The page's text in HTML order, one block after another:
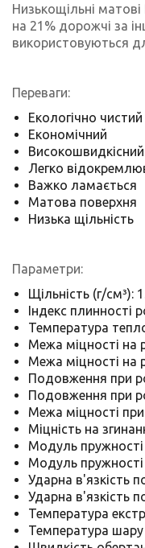
Низькощільні
на 21% дорожчі за
використовуються
Переваги:
Екологічно чистий
Економічний
Легко
Важко ламається
Матова поверхня
Низька щільність
Параметри:
Щільність (г/см³):
Індекс плинності
Температура
Межа міцності на
Межа міцності на
Подовження при
Подовження при
Межа міцності
Міцність на
Модуль пружності
Модуль пружності
Ударна в'язкість
Ударна в'язкість
Температура
Температура шару